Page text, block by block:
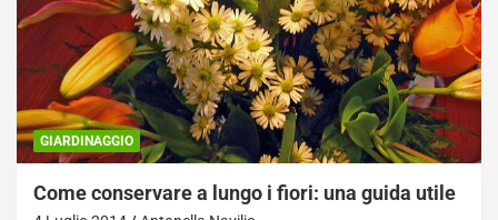
GIARDINAGGIO
Come conservare a lungo i fiori: una guida utile